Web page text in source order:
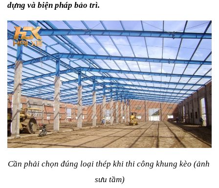
dựng và biện pháp bảo trì.
Cần phải chọn đúng loại thép khi thi công khung kèo (ảnh
sưu tầm)